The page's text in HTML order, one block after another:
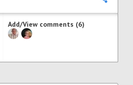
Add/View comments (6)